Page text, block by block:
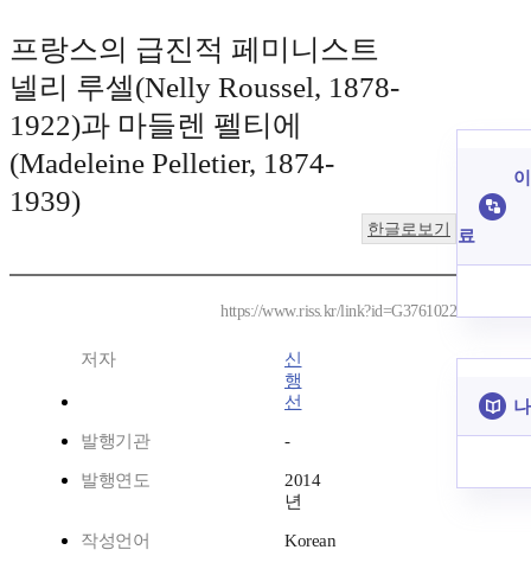
프랑스의 급진적 페미니스트
넬리 루셀(Nelly Roussel, 1878-
1922)과 마들렌 펠티에
(Madeleine Pelletier, 1874-
1939)
한글로보기
https://www.riss.kr/link?id=G3761022
저자
신
행
선
발행기관 -
발행연도
2014
년
작성언어 Korean
료